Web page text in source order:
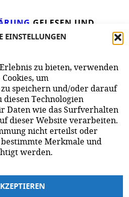
EINSTELLUNGEN
zu bieten, verwenden
um
speichern und/oder darauf
Technologien
Daten wie das Surfverhalten
dieser Website verarbeiten.
nicht erteilst oder
Merkmale und
werden.
GELESEN UND
FREUEN UNS ÜBER
SEITE.